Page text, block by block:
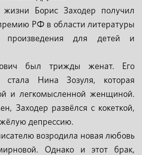
Борис Заходер получил
РФ в области литературы
произведения для детей и
был трижды женат. Его
стала Нина Зозуля, которая
и легкомысленной женщиной.
Заходер развёлся с кокеткой,
депрессию.
возродила новая любовь
Однако и этот брак,